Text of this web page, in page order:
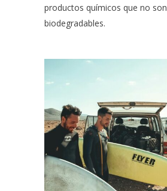
productos químicos que no son
biodegradables.